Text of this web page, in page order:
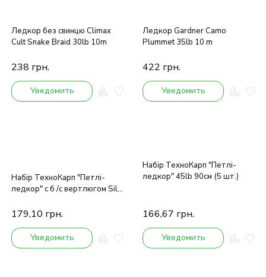
Ледкор без свинцю Climax
Cult Snake Braid 30lb 10m
238 грн.
Уведомить
Ледкор Gardner Camo
Plummet 35lb 10 m
422 грн.
Уведомить
Набір ТехноКарп "Петлі-
ледкор" c б /с вертлюгом Silt
179,10 грн.
Уведомить
Набір ТехноКарп "Петлі-
ледкор" 45lb 90см (5 шт.)
166,67 грн.
Уведомить